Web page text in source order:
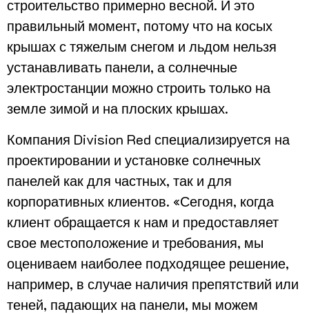
строительство примерно весной. И это
правильный момент, потому что на косых
крышах с тяжелым снегом и льдом нельзя
устанавливать панели, а солнечные
электростанции можно строить только на
земле зимой и на плоских крышах.
Компания Division Red специализируется на
проектировании и установке солнечных
панелей как для частных, так и для
корпоративных клиентов. «Сегодня, когда
клиент обращается к нам и предоставляет
свое местоположение и требования, мы
оцениваем наиболее подходящее решение,
например, в случае наличия препятствий или
теней, падающих на панели, мы можем